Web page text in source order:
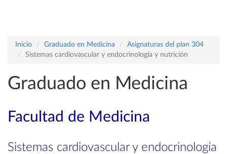
Inicio Graduado en Medicina
Asignaturas del plan 304
Sistemas cardiovascular y endocrinología y nutrición
Graduado en Medicina
Facultad de Medicina
Sistemas cardiovascular y endocrinología